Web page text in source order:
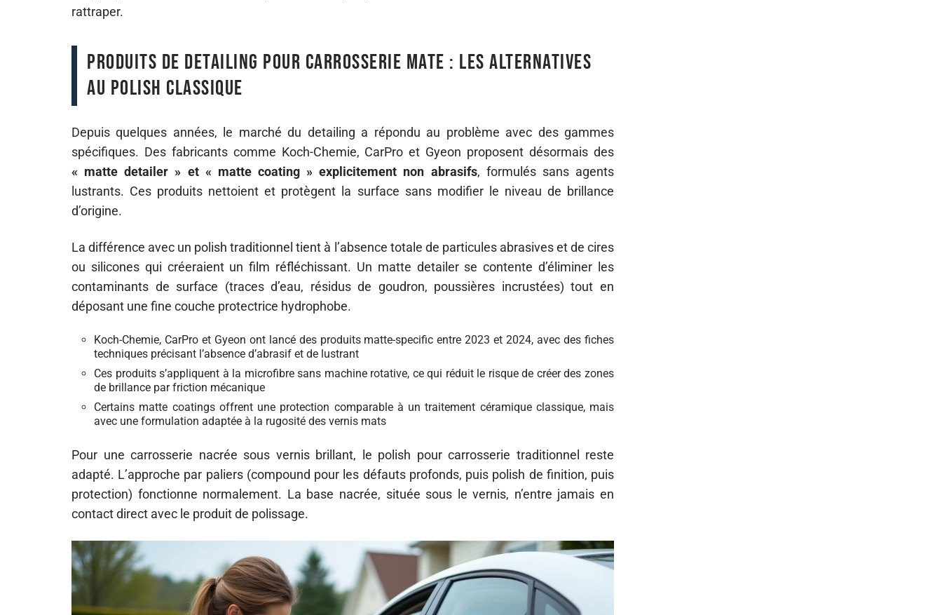
rattraper.
Produits de detailing pour carrosserie mate : les alternatives
au polish classique
Depuis quelques années, le marché du detailing a répondu au problème avec des gammes
spécifiques. Des fabricants comme Koch-Chemie, CarPro et Gyeon proposent désormais des
« matte detailer » et « matte coating » explicitement non abrasifs, formulés sans agents
lustrants. Ces produits nettoient et protègent la surface sans modifier le niveau de brillance
d’origine.
La différence avec un polish traditionnel tient à l’absence totale de particules abrasives et de cires
ou silicones qui créeraient un film réfléchissant. Un matte detailer se contente d’éliminer les
contaminants de surface (traces d’eau, résidus de goudron, poussières incrustées) tout en
déposant une fine couche protectrice hydrophobe.
Koch-Chemie, CarPro et Gyeon ont lancé des produits matte-specific entre 2023 et 2024, avec des fiches
techniques précisant l’absence d’abrasif et de lustrant
Ces produits s’appliquent à la microfibre sans machine rotative, ce qui réduit le risque de créer des zones
de brillance par friction mécanique
Certains matte coatings offrent une protection comparable à un traitement céramique classique, mais
avec une formulation adaptée à la rugosité des vernis mats
Pour une carrosserie nacrée sous vernis brillant, le polish pour carrosserie traditionnel reste
adapté. L’approche par paliers (compound pour les défauts profonds, puis polish de finition, puis
protection) fonctionne normalement. La base nacrée, située sous le vernis, n’entre jamais en
contact direct avec le produit de polissage.